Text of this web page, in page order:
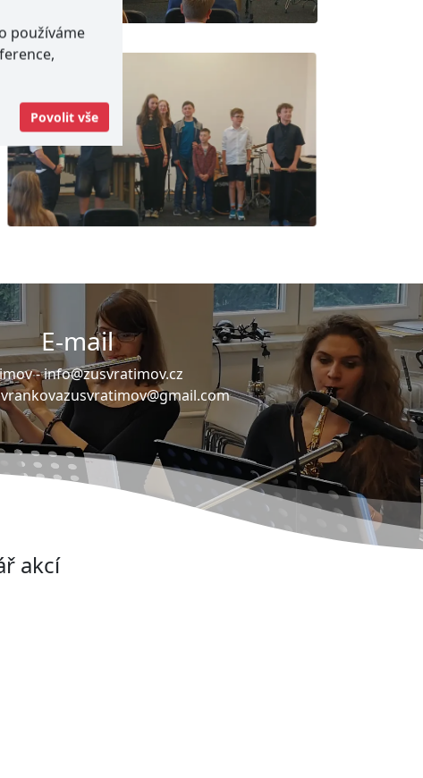
E-mail
-info@zusvratimov.cz
akcí
používáme
Povolit vše